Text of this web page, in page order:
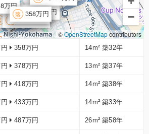
2,200万円
1,706万円
1,656万円
500万円
万円
358万円
−
©OpenStreetMapcontributors
358万円 14m² 築32年
378万円 13m² 築37年
418万円 14m² 築38年
433万円 14m² 築33年
487万円 26m² 築58年